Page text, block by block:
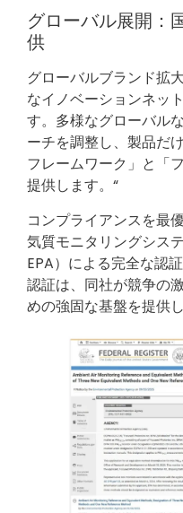
グローバル展開：
供
グローバルブランド拡
なイノベーションネッ
す。多様なグローバル
ーチを調整し、製品だ
フレームワーク」と「
提供します。“
コンプライアンスを最
気質モニタリングシス
EPA）による完全な認
認証は、同社が競争の
めの強固な基盤を提供